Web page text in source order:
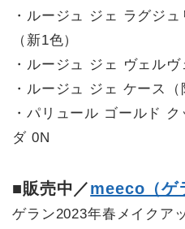
・ルージュ ジェ ラグジ
（新1色）
・ルージュ ジェ ヴェル
・ルージュ ジェ ケース（
・パリュール ゴールド
ダ 0N
■販売中／meeco（ゲ
ゲラン2023年春メイクア